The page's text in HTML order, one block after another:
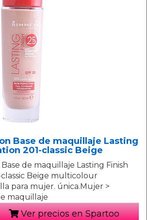
Base de maquillaje Lasting
201-classic Beige
de maquillaje Lasting Finish
Beige multicolour
para mujer. única.Mujer >
maquillaje
Ver precios en Spartoo